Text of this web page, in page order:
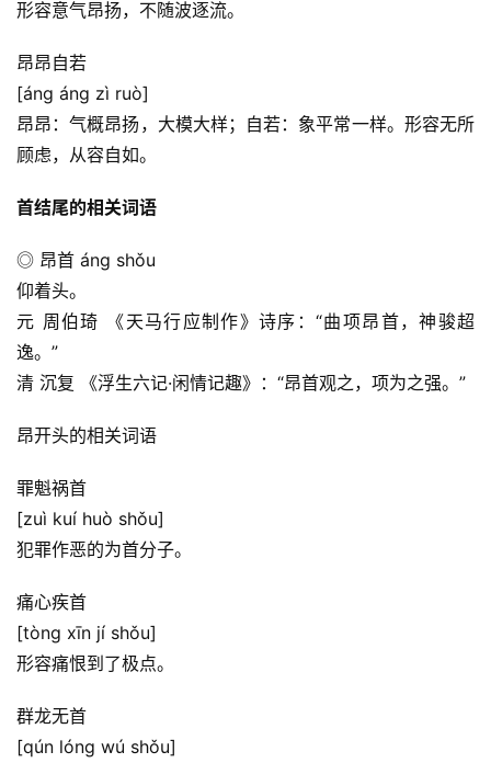
形容意气昂扬，不随波逐流。
昂昂自若
[áng áng zì ruò]
昂昂：气概昂扬，大模大样；自若：象平常一样。形容无所
顾虑，从容自如。
首结尾的相关词语
◎ 昂首 áng shǒu
仰着头。
元 周伯琦 《天马行应制作》诗序：“曲项昂首，神骏超
逸。”
清 沉复 《浮生六记·闲情记趣》：“昂首观之，项为之强。”
昂开头的相关词语
罪魁祸首
[zuì kuí huò shǒu]
犯罪作恶的为首分子。
痛心疾首
[tòng xīn jí shǒu]
形容痛恨到了极点。
群龙无首
[qún lóng wú shǒu]